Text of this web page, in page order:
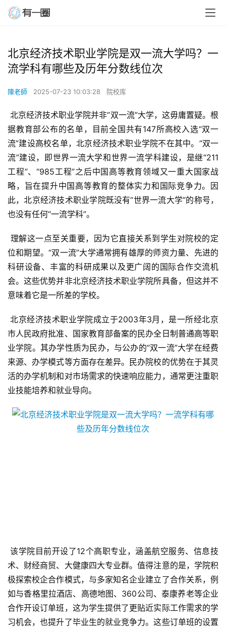
北京经济技术职业学院是双一流大学吗？一
流学科有哪些及历年分数线位次
陳老師 2025-07-23 10:03:28 院校库
北京经济技术职业学院并非“双一流”大学，这毋庸置疑。根
据教育部公布的名单，目前全国共有147所高校入选“双一
流”建设高校名单，北京经济技术职业学院不在其中。“双一
流”建设，即世界一流大学和世界一流学科建设，是继“211
工程”、“985工程”之后中国高等教育领域又一重大国家战
略，旨在提升中国高等教育的整体实力和国际竞争力。因
此，北京经济技术职业学院既没有“世界一流大学”的称号，
也没有任何“一流学科”。
位和期望。“双一流”大学通常拥有雄厚的师资力量、先进的
科研设备、丰富的科研成果以及更广阔的国际合作交流机
会。这些优势并非北京经济技术职业学院所具备，但这并不
意味着它是一所差的学校。
北京经济技术职业学院成立于2003年3月，是一所经北京
市人民政府批准、国家教育部备案的民办全日制普通高等职
业学院。其办学性质为民办，与公办的“双一流”大学在经费
来源、办学模式等方面存在差异。民办院校的优势在于其灵
活的办学机制和对市场需求的快速响应能力，通常更注重职
业技能培养和就业导向。
该学院目前开设了12个高职专业，涵盖航空服务、信息技
术、财经商贸、大健康四大专业群。值得注意的是，学院积
极探索校企合作模式，与多家知名企业建立了合作关系，例
如与香格里拉酒店、高德地图、360公司、泰康养老等企业
合作开设订单班，这为学生提供了更贴近实际工作需求的学
习机会，也提升了毕业生的就业竞争力。这些订单班的设置